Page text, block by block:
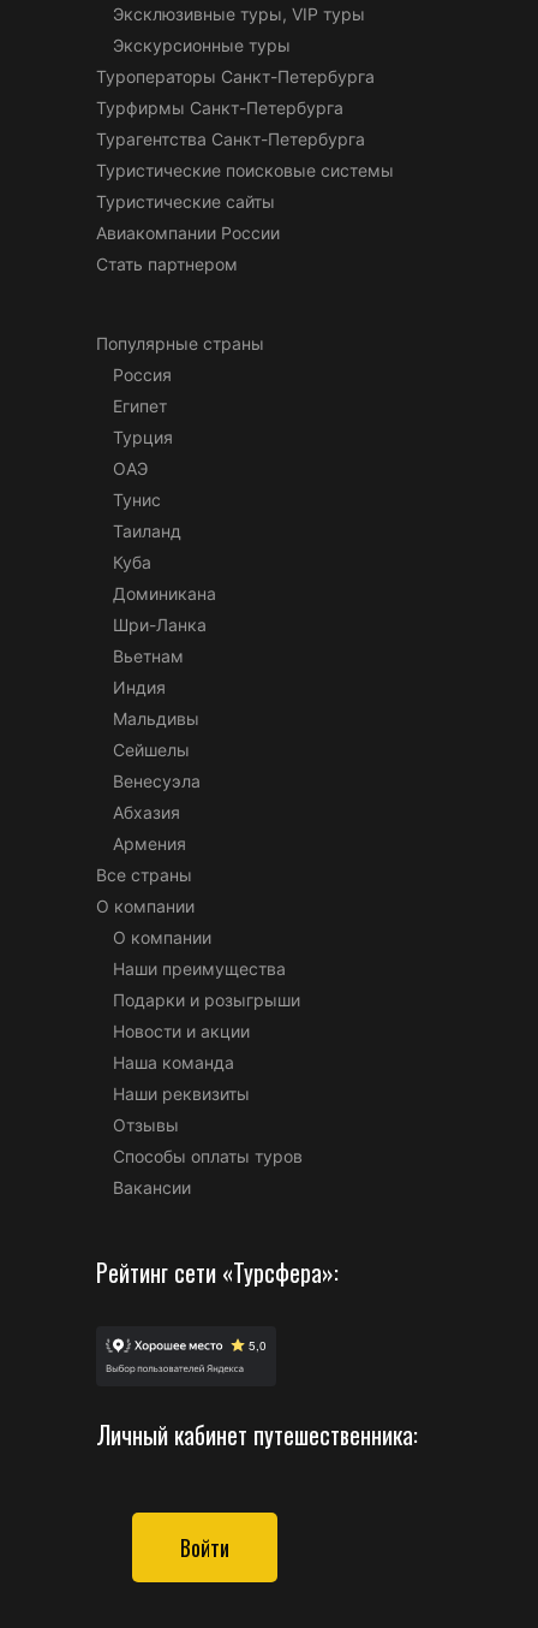
Эксклюзивные туры, VIP туры
Экскурсионные туры
Туроператоры Санкт-Петербурга
Турфирмы Санкт-Петербурга
Турагентства Санкт-Петербурга
Туристические поисковые системы
Туристические сайты
Авиакомпании России
Стать партнером
Популярные страны
Россия
Египет
Турция
ОАЭ
Тунис
Таиланд
Куба
Доминикана
Шри-Ланка
Вьетнам
Индия
Мальдивы
Сейшелы
Венесуэла
Абхазия
Армения
Все страны
О компании
О компании
Наши преимущества
Подарки и розыгрыши
Новости и акции
Наша команда
Наши реквизиты
Отзывы
Способы оплаты туров
Вакансии
Рейтинг сети «Турсфера»:
Личный кабинет путешественника:
Войти